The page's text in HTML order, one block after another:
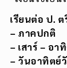
เรียนต่อ ป. ต
– ภาคปกติ
– เสาร์ – อา
– วันอาทิตย์